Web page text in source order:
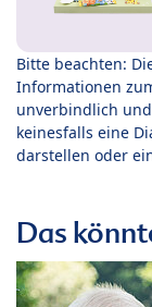
Bitte beachten:
Informationen
unverbindlich
keinesfalls eine
darstellen oder
Das